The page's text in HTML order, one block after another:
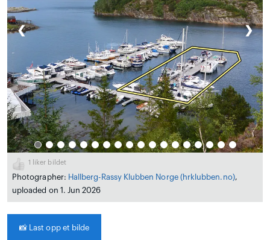
❮ ❯
1 liker bildet
Photographer: Hallberg-Rassy Klubben Norge (hrklubben.no),
uploaded on 1. Jun 2026
📸 Last opp et bilde